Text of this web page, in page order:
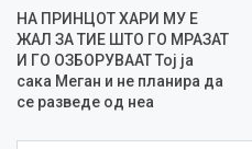
НА ПРИНЦОТ ХАРИ МУ Е
ЖАЛ ЗА ТИЕ ШТО ГО МРАЗАТ
И ГО ОЗБОРУВААТ Тој ја
сака Меган и не планира да
се разведе од неа